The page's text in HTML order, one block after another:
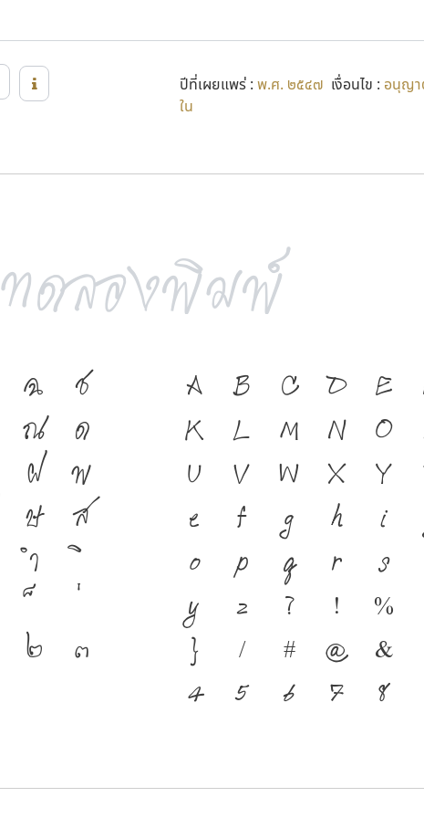
ปีที่เผยแพร่ : พ.ศ. ๒๕๔๗ เงื่อนไข : อนุญา
ใน
ฉ
ช
ณ
ด
ฝ
พ
ษ
ส
ำ
๒
๓
A B C D E
K
L M N O
U
V W X Y
e
f g h i
o
p q r s
y
z ? ! %
}
/ # @ &
4
5 6 7 8
ภาษา คือ เครื่องมือสำ
ดำรงอยู่ได้ ภาษา คือ
ชนชาติ จากอดีตสู่ปัจ
มือสำคัญที่ทำให้ภาษา
ที่พัฒนาทันกระแสการ
โครงสร้างแกร่งของส
ชาติ จากปัจจุบันสู่อนา